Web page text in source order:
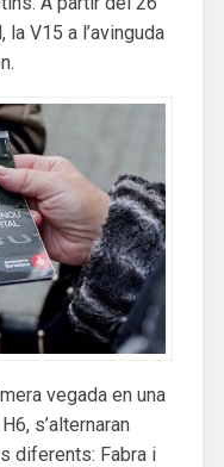
V15 a l’avinguda
vegada en una
s’alternaran
diferents: Fabra i